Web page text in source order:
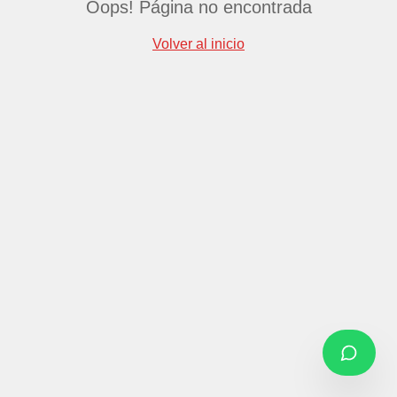
Oops! Página no encontrada
Volver al inicio